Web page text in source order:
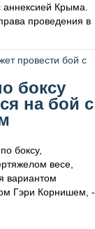
аннексией Крыма.
проведения в
боксу
на бой с
боксу,
весе,
вариантом
Гэри Корнишем, -